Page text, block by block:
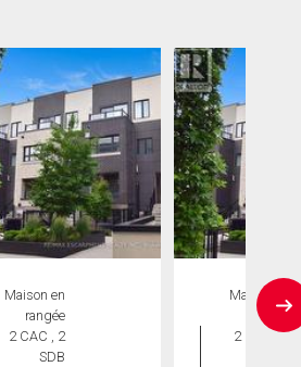
Maison en
rangée
2 CAC , 2
SDB
Maison en
rangée
2 CAC , 2